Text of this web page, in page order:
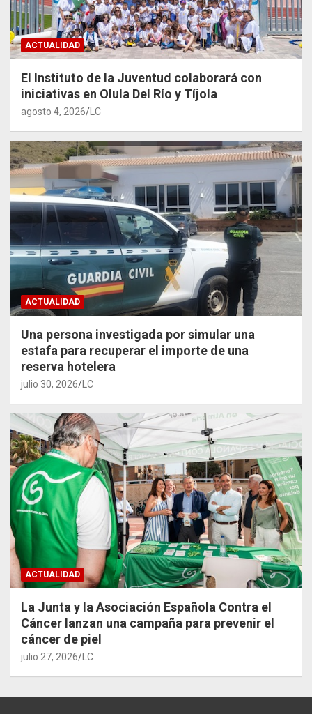
ACTUALIDAD
El Instituto de la Juventud colaborará con
iniciativas en Olula Del Río y Tíjola
agosto 4, 2026 LC
ACTUALIDAD
Una persona investigada por simular una
estafa para recuperar el importe de una
reserva hotelera
julio 30, 2026 LC
ACTUALIDAD
La Junta y la Asociación Española Contra el
Cáncer lanzan una campaña para prevenir el
cáncer de piel
julio 27, 2026 LC